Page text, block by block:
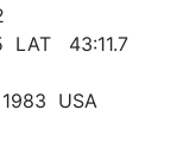
LAT 43:11.7
USA